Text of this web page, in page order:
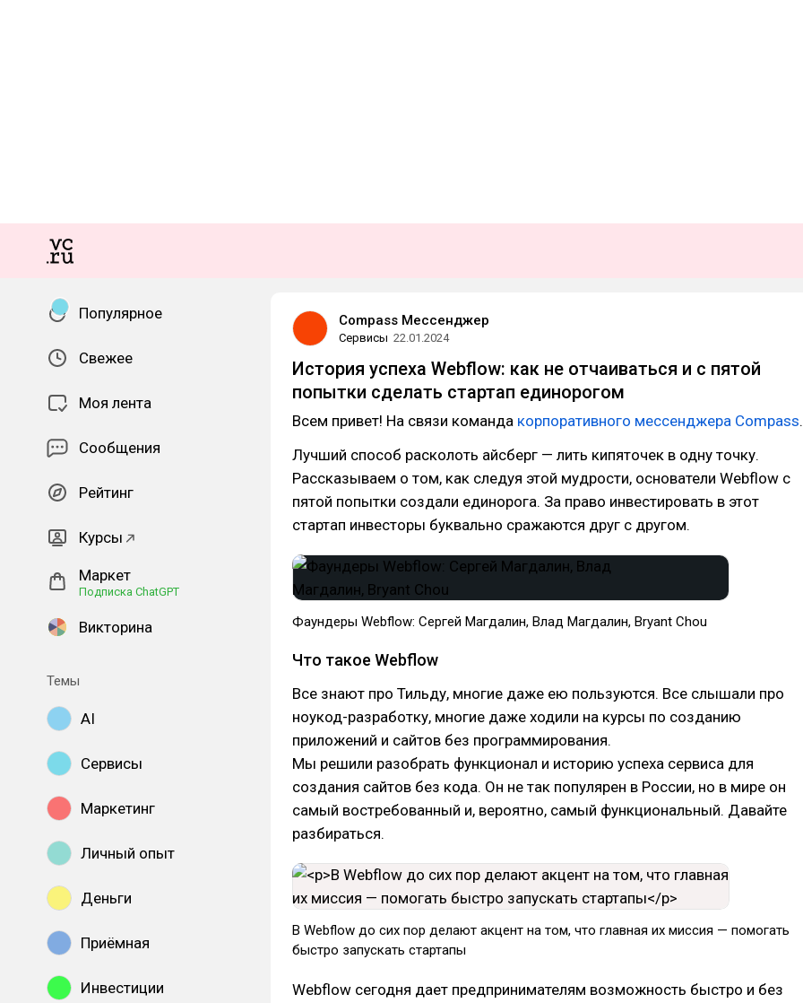
Популярное
Свежее
Моя лента
Сообщения
Рейтинг
Курсы
Маркет
Подписка ChatGPT
Викторина
Темы
AI
Сервисы
Маркетинг
Личный опыт
Деньги
Приёмная
Инвестиции
Compass Мессенджер
Сервисы 22.01.2024
История успеха Webflow: как не отчаиваться и с пятой
попытки сделать стартап единорогом
Всем привет! На связи команда корпоративного мессенджера Compass.
Лучший способ расколоть айсберг — лить кипяточек в одну точку.
Рассказываем о том, как следуя этой мудрости, основатели Webflow с
пятой попытки создали единорога. За право инвестировать в этот
стартап инвесторы буквально сражаются друг с другом.
Фаундеры Webflow: Сергей Магдалин, Влад Магдалин, Bryant Chou
Что такое Webflow
Все знают про Тильду, многие даже ею пользуются. Все слышали про
ноукод-разработку, многие даже ходили на курсы по созданию
приложений и сайтов без программирования.
Мы решили разобрать функционал и историю успеха сервиса для
создания сайтов без кода. Он не так популярен в России, но в мире он
самый востребованный и, вероятно, самый функциональный. Давайте
разбираться.
В Webflow до сих пор делают акцент на том, что главная их миссия — помогать
быстро запускать стартапы
Webflow сегодня дает предпринимателям возможность быстро и без